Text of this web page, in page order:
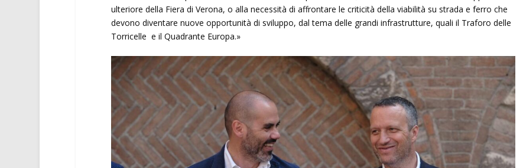
ulteriore della Fiera di Verona, o alla necessità di affrontare le criticità della viabilità su strada e ferro che
devono diventare nuove opportunità di sviluppo, dal tema delle grandi infrastrutture, quali il Traforo delle
Torricelle e il Quadrante Europa.»